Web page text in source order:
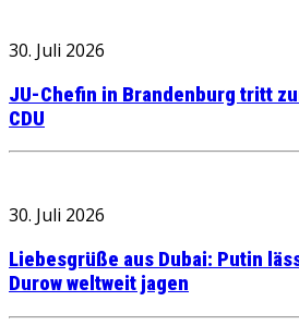
30. Juli 2026
JU-Chefin in Brandenburg tritt
CDU
30. Juli 2026
Liebesgrüße aus Dubai: Putin
Durow weltweit jagen